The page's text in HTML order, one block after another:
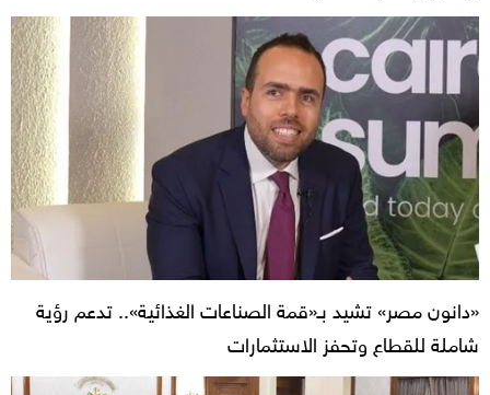
«دانون مصر» تشيد بـ«قمة الصناعات الغذائية».. تدعم رؤية
شاملة للقطاع وتحفز الاستثمارات